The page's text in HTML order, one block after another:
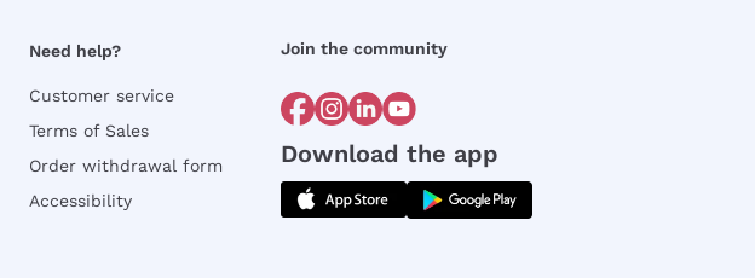
Need help?
Customer service
Terms of Sales
Order withdrawal form
Accessibility
Join the community
Download the app